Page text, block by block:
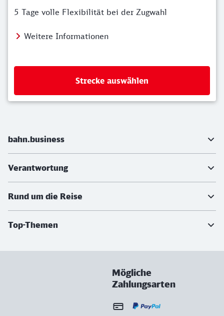
5 Tage volle Flexibilität bei der Zugwahl
Weitere Informationen
Strecke auswählen
bahn.business
Verantwortung
Rund um die Reise
Top-Themen
Mögliche
Zahlungsarten